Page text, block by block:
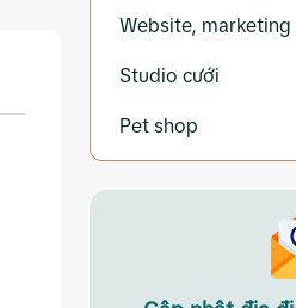
Website, marketing
Studio cưới
Pet shop